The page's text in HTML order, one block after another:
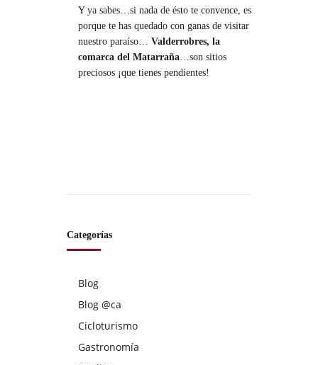
Y ya sabes…si nada de ésto te convence, es
porque te has quedado con ganas de visitar
nuestro paraíso… Valderrobres, la
comarca del Matarraña…son sitios
preciosos ¡que tienes pendientes!
Categorías
Blog
Blog @ca
Cicloturismo
Gastronomía